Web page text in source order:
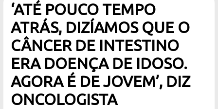
‘ATÉ POUCO TEMPO
ATRÁS, DIZÍAMOS QUE O
CÂNCER DE INTESTINO
ERA DOENÇA DE IDOSO.
AGORA É DE JOVEM’, DIZ
ONCOLOGISTA